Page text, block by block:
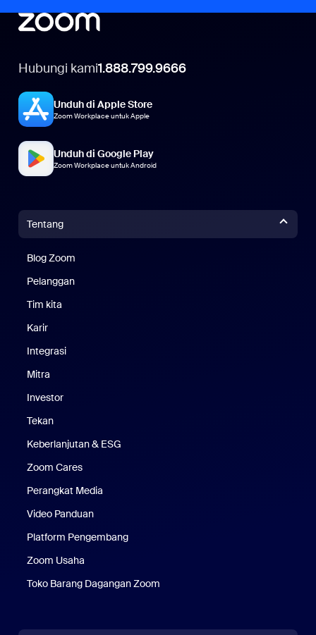
Hubungi kami1.888.799.9666
Unduh di Apple Store
Zoom Workplace untuk Apple
Unduh di Google Play
Zoom Workplace untuk Android
Tentang
Blog Zoom
Pelanggan
Tim kita
Karir
Integrasi
Mitra
Investor
Tekan
Keberlanjutan & ESG
Zoom Cares
Perangkat Media
Video Panduan
Platform Pengembang
Zoom Usaha
Toko Barang Dagangan Zoom